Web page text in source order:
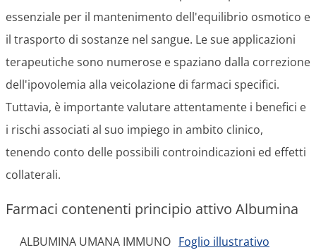
essenziale per il mantenimento dell'equilibrio osmotico e
il trasporto di sostanze nel sangue. Le sue applicazioni
terapeutiche sono numerose e spaziano dalla correzione
dell'ipovolemia alla veicolazione di farmaci specifici.
Tuttavia, è importante valutare attentamente i benefici e
i rischi associati al suo impiego in ambito clinico,
tenendo conto delle possibili controindicazioni ed effetti
collaterali.
Farmaci contenenti principio attivo Albumina
ALBUMINA UMANA IMMUNO Foglio illustrativo